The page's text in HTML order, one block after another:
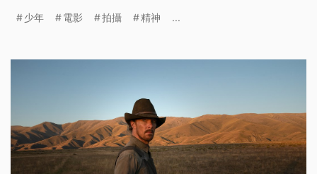
映了電影裡裡外外的種種躁動、焦慮和茫然，這正是
少年 電影 拍攝 精神 ...